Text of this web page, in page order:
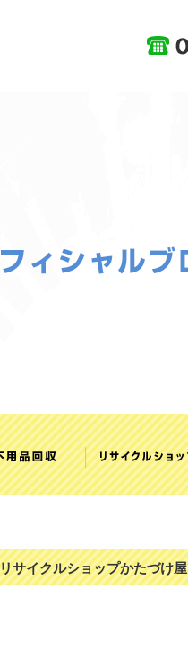
イクルショップかたづけ屋